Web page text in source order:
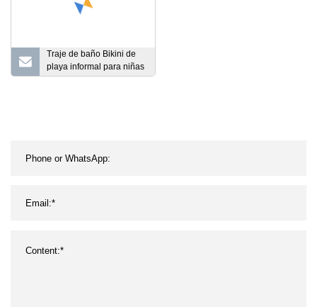
Traje de baño Bikini de
playa informal para niñas
adultas (L38345)